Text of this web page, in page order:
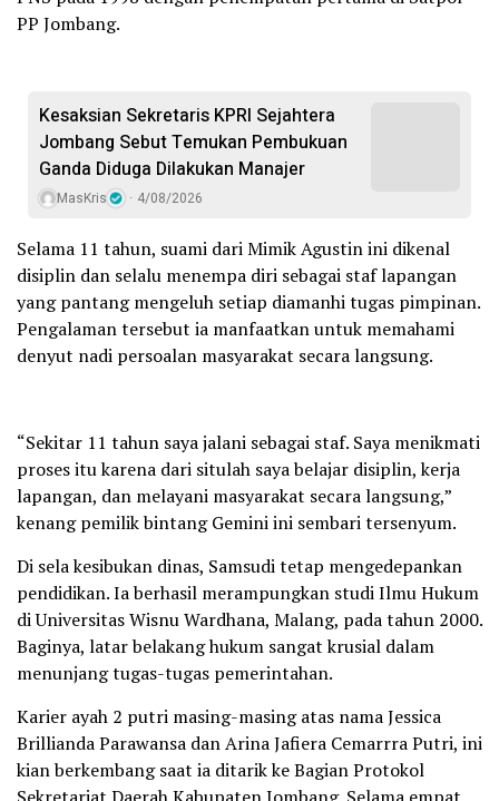
PP Jombang.
Kesaksian Sekretaris KPRI Sejahtera
Jombang Sebut Temukan Pembukuan
Ganda Diduga Dilakukan Manajer
MasKris 4/08/2026
Selama 11 tahun, suami dari Mimik Agustin ini dikenal
disiplin dan selalu menempa diri sebagai staf lapangan
yang pantang mengeluh setiap diamanhi tugas pimpinan.
Pengalaman tersebut ia manfaatkan untuk memahami
denyut nadi persoalan masyarakat secara langsung.
“Sekitar 11 tahun saya jalani sebagai staf. Saya menikmati
proses itu karena dari situlah saya belajar disiplin, kerja
lapangan, dan melayani masyarakat secara langsung,”
kenang pemilik bintang Gemini ini sembari tersenyum.
Di sela kesibukan dinas, Samsudi tetap mengedepankan
pendidikan. Ia berhasil merampungkan studi Ilmu Hukum
di Universitas Wisnu Wardhana, Malang, pada tahun 2000.
Baginya, latar belakang hukum sangat krusial dalam
menunjang tugas-tugas pemerintahan.
Karier ayah 2 putri masing-masing atas nama Jessica
Brillianda Parawansa dan Arina Jafiera Cemarrra Putri, ini
kian berkembang saat ia ditarik ke Bagian Protokol